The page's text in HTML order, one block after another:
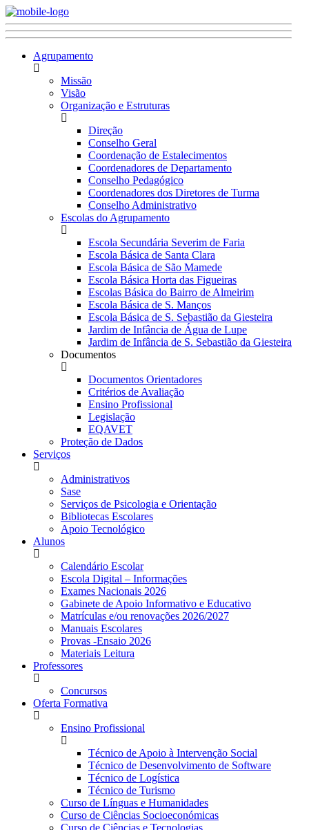
Agrupamento
Missão
Visão
Organização e Estruturas
Direção
Conselho Geral
Coordenação de Estalecimentos
Coordenadores de Departamento
Conselho Pedagógico
Coordenadores dos Diretores de Turma
Conselho Administrativo
Escolas do Agrupamento
Escola Secundária Severim de Faria
Escola Básica de Santa Clara
Escola Básica de São Mamede
Escola Básica Horta das Figueiras
Escolas Básica do Bairro de Almeirim
Escola Básica de S. Manços
Escola Básica de S. Sebastião da Giesteira
Jardim de Infância de Água de Lupe
Jardim de Infância de S. Sebastião da Giesteira
Documentos
Documentos Orientadores
Critérios de Avaliação
Ensino Profissional
Legislação
EQAVET
Proteção de Dados
Serviços
Administrativos
Sase
Serviços de Psicologia e Orientação
Bibliotecas Escolares
Apoio Tecnológico
Alunos
Calendário Escolar
Escola Digital – Informações
Exames Nacionais 2026
Gabinete de Apoio Informativo e Educativo
Matrículas e/ou renovações 2026/2027
Manuais Escolares
Provas -Ensaio 2026
Materiais Leitura
Professores
Concursos
Oferta Formativa
Ensino Profissional
Técnico de Apoio à Intervenção Social
Técnico de Desenvolvimento de Software
Técnico de Logística
Técnico de Turismo
Curso de Línguas e Humanidades
Curso de Ciências Socioeconómicas
Curso de Ciências e Tecnologias